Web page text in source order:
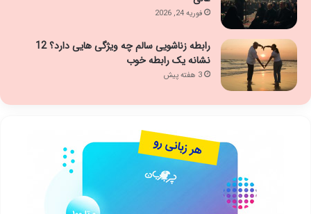
فوریه 24, 2026
رابطه زناشویی سالم چه ویژگی هایی دارد؟ 12
نشانه یک رابطه خوب
3 هفته پیش